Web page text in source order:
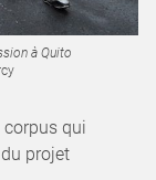
à Quito
corpus qui
projet